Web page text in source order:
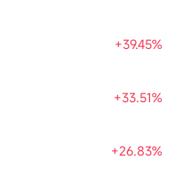
+39.45%
+33.51%
+26.83%